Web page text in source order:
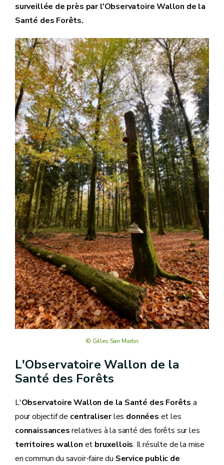
surveillée de près par l'Observatoire Wallon de la
Santé des Forêts.
© Gilles San Martin
L'Observatoire Wallon de la
Santé des Forêts
L'Observatoire Wallon de la Santé des Forêts a
pour objectif de centraliserles données et les
connaissancesrelatives à la santé des forêts sur les
territoires wallon et bruxellois. Il résulte de la mise
en commun du savoir-faire du Service public de